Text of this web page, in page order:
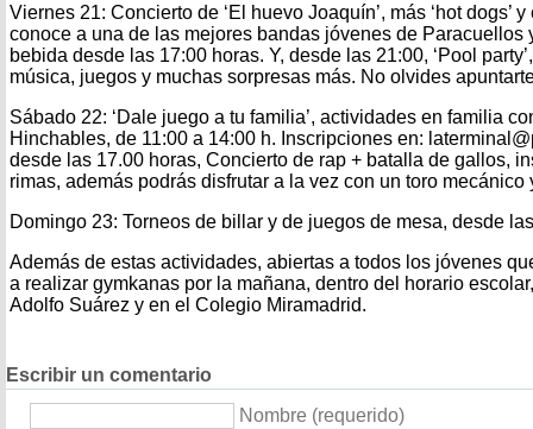
Viernes 21: Concierto de ‘El huevo Joaquín’, más ‘hot dogs’
conoce a una de las mejores bandas jóvenes de Paracuellos
bebida desde las 17:00 horas. Y, desde las 21:00, ‘Pool
música, juegos y muchas sorpresas más. No olvides
Sábado 22: ‘Dale juego a tu familia’, actividades en familia
Hinchables, de 11:00 a 14:00 h. Inscripciones en:
desde las 17.00 horas, Concierto de rap + batalla de gallos,
rimas, además podrás disfrutar a la vez con un toro mecánico
Domingo 23: Torneos de billar y de juegos de mesa, desde
Además de estas actividades, abiertas a todos los jóvenes
a realizar gymkanas por la mañana, dentro del horario
Adolfo Suárez y en el Colegio Miramadrid.
Escribir un comentario
Nombre (requerido)